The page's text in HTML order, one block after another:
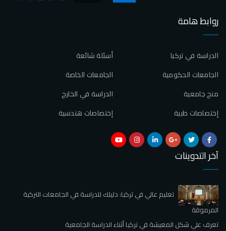
روابط هامة
أسئلة شائعة
الدراسة في تركيا
الجامعات الخاصة
الجامعات الحكومية
الدراسة في الخارج
منح جامعية
إختصاصات هندسية
إختصاصات طبية
آخر التدوينات
تعليم عالي في تركيا: دليلك للدراسة في الجامعات التركية
المرموقة
تعرف علي شكل المعيشة في تركيا أثناء الدراسة الجامعية